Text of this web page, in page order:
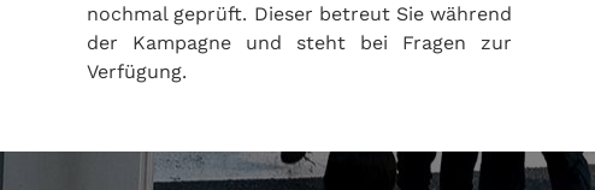
nochmal geprüft. Dieser betreut Sie während
der Kampagne und steht bei Fragen zur
Verfügung.